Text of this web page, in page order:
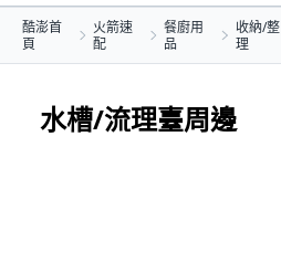
酷澎首
頁
火箭速
配
餐廚用
品
收納/整
理
水槽/流理臺周邊